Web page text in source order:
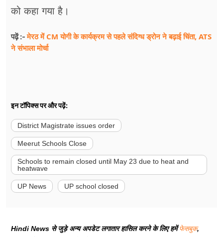
को कहा गया है।
पढ़ें :-मेरठ में CM योगी के कार्यक्रम से पहले संदिग्ध ड्रोन ने बढ़ाई चिंता, ATS
ने संभाला मोर्चा
इन टॉपिक्स पर और पढ़ें:
District Magistrate issues order
Meerut Schools Close
Schools to remain closed until May 23 due to heat and
heatwave
UP News UP school closed
Hindi News से जुड़े अन्य अपडेट लगातार हासिल करने के लिए हमेंफेसबुक,